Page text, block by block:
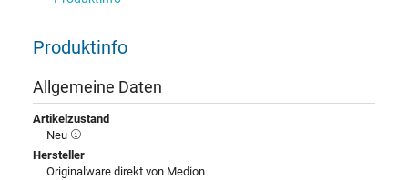
Produktinfo
Allgemeine Daten
Artikelzustand
Neu
Hersteller
Originalware direkt von Medion